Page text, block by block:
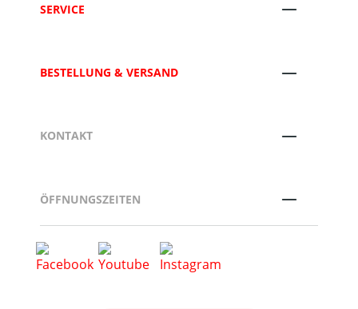
SERVICE
BESTELLUNG & VERSAND
KONTAKT
ÖFFNUNGSZEITEN